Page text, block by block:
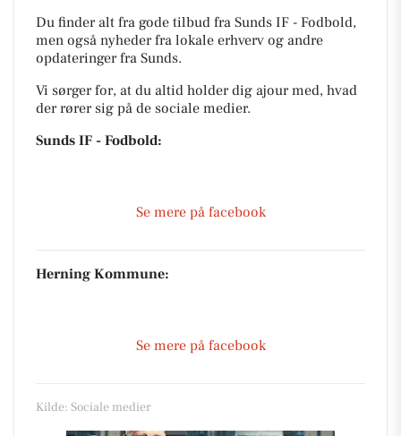
Du finder alt fra gode tilbud fra Sunds IF - Fodbold,
men også nyheder fra lokale erhverv og andre
opdateringer fra Sunds.
Vi sørger for, at du altid holder dig ajour med, hvad
der rører sig på de sociale medier.
Sunds IF - Fodbold:
Se mere på facebook
Herning Kommune:
Se mere på facebook
Kilde: Sociale medier